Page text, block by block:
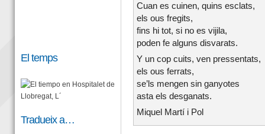
Cuan es cuinen, quins esclats,
els ous fregits,
fins hi tot, si no es vijila,
poden fe alguns disvarats.
Y un cop cuits, ven pressentats,
els ous ferrats,
se’ls mengen sin ganyotes
asta els desganats.
Miquel Martí i Pol
El temps
Tradueix a…